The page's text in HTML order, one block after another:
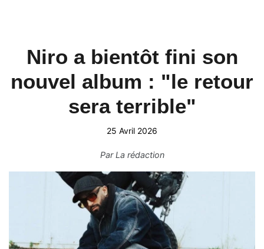
Niro a bientôt fini son
nouvel album : "le retour
sera terrible"
25 Avril 2026
ParLa rédaction